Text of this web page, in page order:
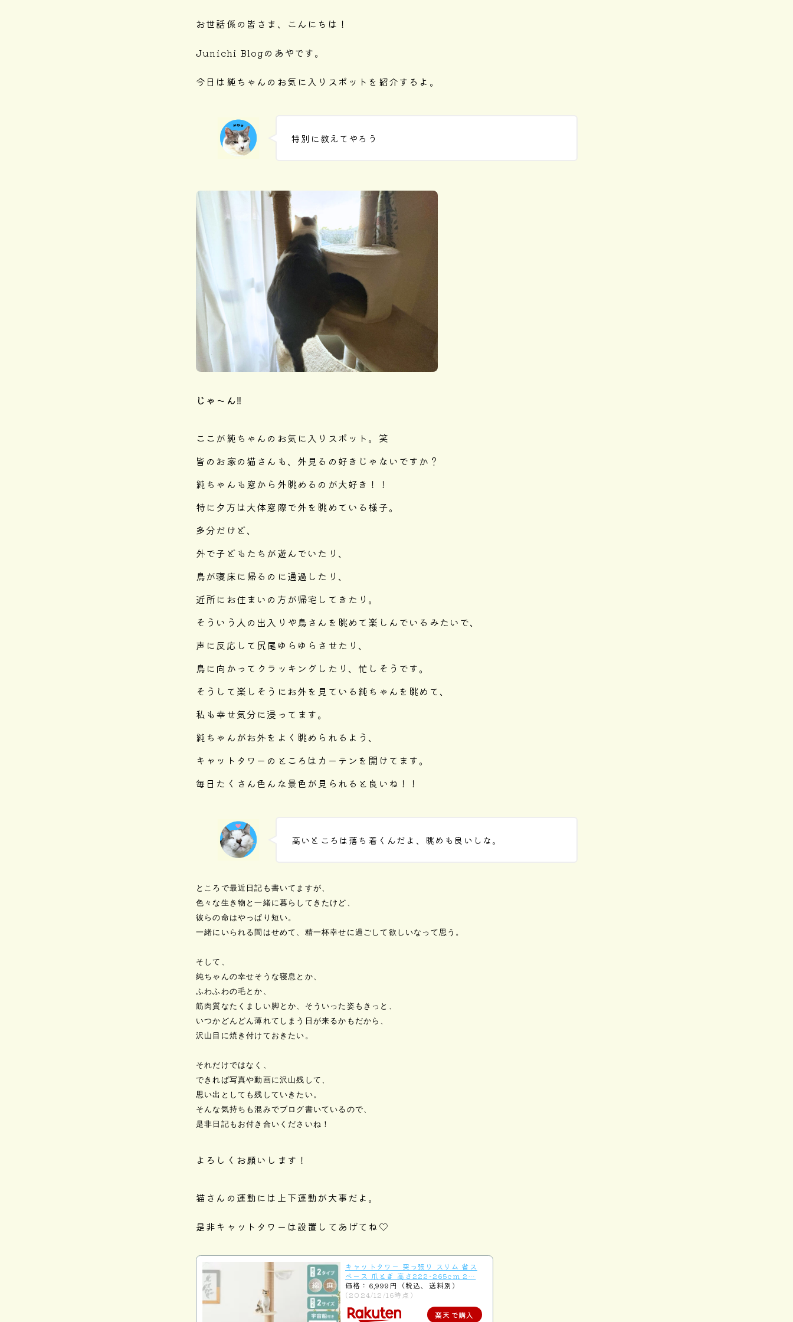
お世話係の皆さま、こんにちは！
Junichi Blogのあやです。
今日は純ちゃんのお気に入りスポットを紹介するよ。
特別に教えてやろう
じゃ〜ん‼︎
ここが純ちゃんのお気に入りスポット。笑
皆のお家の猫さんも、外見るの好きじゃないですか？
純ちゃんも窓から外眺めるのが大好き！！
特に夕方は大体窓際で外を眺めている様子。
多分だけど、
外で子どもたちが遊んでいたり、
鳥が寝床に帰るのに通過したり、
近所にお住まいの方が帰宅してきたり。
そういう人の出入りや鳥さんを眺めて楽しんでいるみたいで、
声に反応して尻尾ゆらゆらさせたり、
鳥に向かってクラッキングしたり、忙しそうです。
そうして楽しそうにお外を見ている純ちゃんを眺めて、
私も幸せ気分に浸ってます。
純ちゃんがお外をよく眺められるよう、
キャットタワーのところはカーテンを開けてます。
毎日たくさん色んな景色が見られると良いね！！
高いところは落ち着くんだよ、眺めも良いしな。
ところで最近日記も書いてますが、
色々な生き物と一緒に暮らしてきたけど、
彼らの命はやっぱり短い。
一緒にいられる間はせめて、精一杯幸せに過ごして欲しいなって思う。
そして、
純ちゃんの幸せそうな寝息とか、
ふわふわの毛とか、
筋肉質なたくましい脚とか、そういった姿もきっと、
いつかどんどん薄れてしまう日が来るかもだから、
沢山目に焼き付けておきたい。
それだけではなく、
できれば写真や動画に沢山残して、
思い出としても残していきたい。
そんな気持ちも混みでブログ書いているので、
是非日記もお付き合いくださいね！
よろしくお願いします！
猫さんの運動には上下運動が大事だよ。
是非キャットタワーは設置してあげてね♡
キャットタワー 突っ張り スリム 省ス
ペース 爪とぎ 高さ222-265cm 2…
価格：6,999円（税込、送料別)
(2024/12/16時点)
楽天で購入